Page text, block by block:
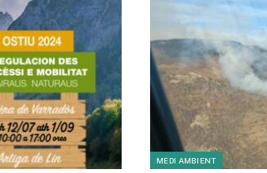
MEDI AMBIENT